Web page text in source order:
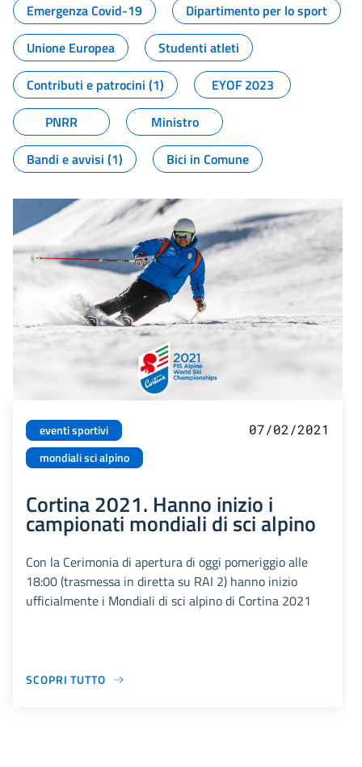
Emergenza Covid-19
Dipartimento per lo sport
Unione Europea
Studenti atleti
Contributi e patrocini (1)
EYOF 2023
PNRR
Ministro
Bandi e avvisi (1)
Bici in Comune
eventi sportivi
mondiali sci alpino
07/02/2021
Cortina 2021. Hanno inizio i
campionati mondiali di sci alpino
Con la Cerimonia di apertura di oggi pomeriggio alle
18:00 (trasmessa in diretta su RAI 2) hanno inizio
ufficialmente i Mondiali di sci alpino di Cortina 2021
SCOPRI TUTTO